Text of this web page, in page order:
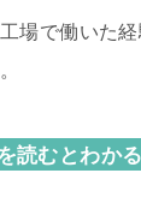
場で働いた
読むとわか